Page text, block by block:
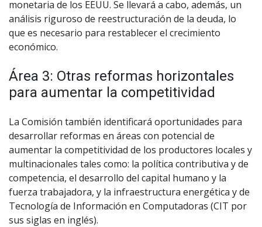
monetaria de los EEUU. Se llevará a cabo, además, un
análisis riguroso de reestructuración de la deuda, lo
que es necesario para restablecer el crecimiento
económico.
Área 3: Otras reformas horizontales
para aumentar la competitividad
La Comisión también identificará oportunidades para
desarrollar reformas en áreas con potencial de
aumentar la competitividad de los productores locales y
multinacionales tales como: la política contributiva y de
competencia, el desarrollo del capital humano y la
fuerza trabajadora, y la infraestructura energética y de
Tecnología de Información en Computadoras (CIT por
sus siglas en inglés).